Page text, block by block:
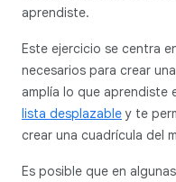
aprendiste.
Este ejercicio se centra
necesarios para crear
amplía lo que aprendiste
lista desplazabley te
crear una cuadrícula del
Es posible que en